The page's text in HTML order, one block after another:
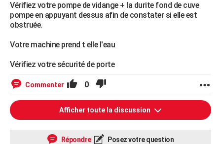
Vérifiez votre pompe de vidange + la durite fond de cuve
pompe en appuyant dessus afin de constater si elle est
obstruée.
Votre machine prend t elle l'eau
Vérifiez votre sécurité de porte
Commenter 0
Afficher toute la discussion
Répondre Posez votre question